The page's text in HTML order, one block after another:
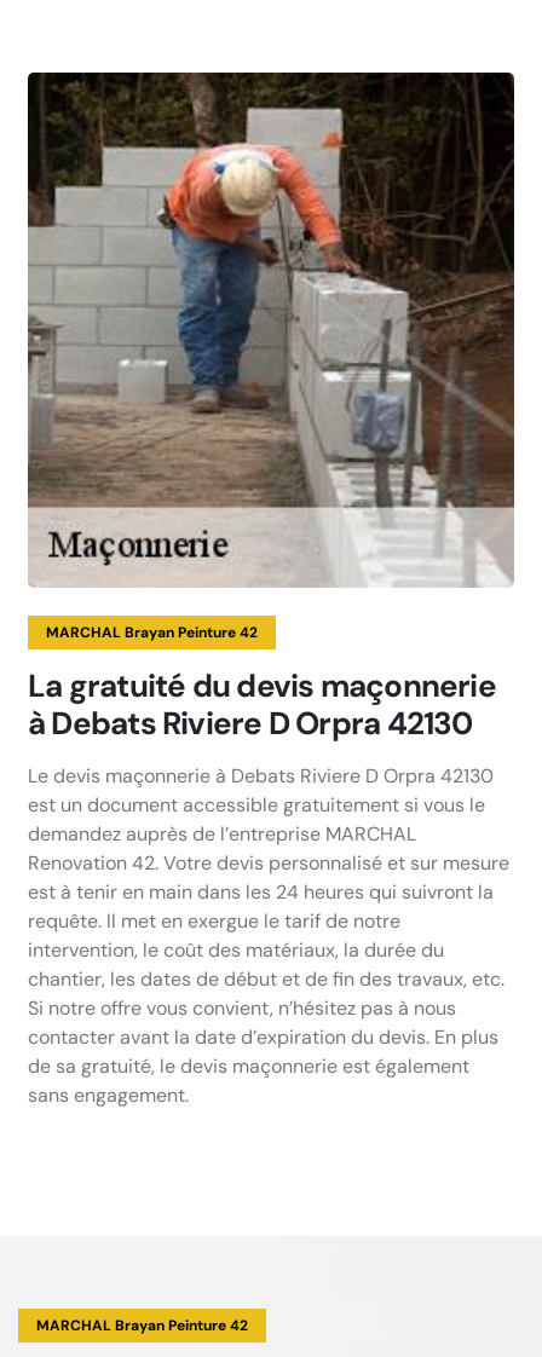
MARCHAL Brayan Peinture 42
La gratuité du devis maçonnerie
à Debats Riviere D Orpra 42130
Le devis maçonnerie à Debats Riviere D Orpra 42130
est un document accessible gratuitement si vous le
demandez auprès de l’entreprise MARCHAL
Renovation 42. Votre devis personnalisé et sur mesure
est à tenir en main dans les 24 heures qui suivront la
requête. Il met en exergue le tarif de notre
intervention, le coût des matériaux, la durée du
chantier, les dates de début et de fin des travaux, etc.
Si notre offre vous convient, n’hésitez pas à nous
contacter avant la date d’expiration du devis. En plus
de sa gratuité, le devis maçonnerie est également
sans engagement.
MARCHAL Brayan Peinture 42